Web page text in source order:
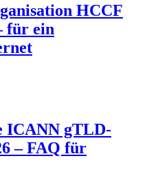
HCCF
für ein
ICANN gTLD-
– FAQ für